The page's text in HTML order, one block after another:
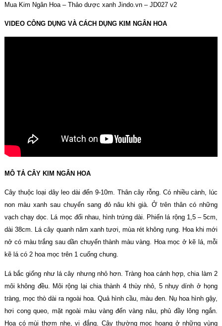
Mua Kim Ngân Hoa – Thảo dược xanh Jindo.vn – JD027 v2
VIDEO CÔNG DỤNG VÀ CÁCH DỤNG KIM NGÂN HOA
MÔ TẢ CÂY KIM NGÂN HOA
Cây thuộc loại dây leo dài đến 9-10m. Thân cây rỗng. Có nhiều cành, lúc
non màu xanh sau chuyển sang đỏ nâu khi già. Ở trên thân có những
vạch chạy dọc. Lá mọc đối nhau, hình trứng dài. Phiến lá rộng 1,5 – 5cm,
dài 38cm. Lá cây quanh năm xanh tươi, mùa rét không rụng. Hoa khi mới
nở có màu trắng sau dần chuyển thành màu vàng. Hoa mọc ở kẽ lá, mỗi
kẽ lá có 2 hoa mọc trên 1 cuống chung.
Lá bắc giống như lá cây nhưng nhỏ hơn. Tràng hoa cánh hợp, chia làm 2
môi không đều. Môi rộng lại chia thành 4 thùy nhỏ, 5 nhụy dính ở họng
tràng, mọc thò dài ra ngoài hoa. Quả hình cầu, màu đen. Nụ hoa hình gậy,
hơi cong queo, mặt ngoài màu vàng đến vàng nâu, phủ đầy lông ngắn.
Hoa có mùi thơm nhẹ, vị đắng. Cây thường mọc hoang ở những vùng